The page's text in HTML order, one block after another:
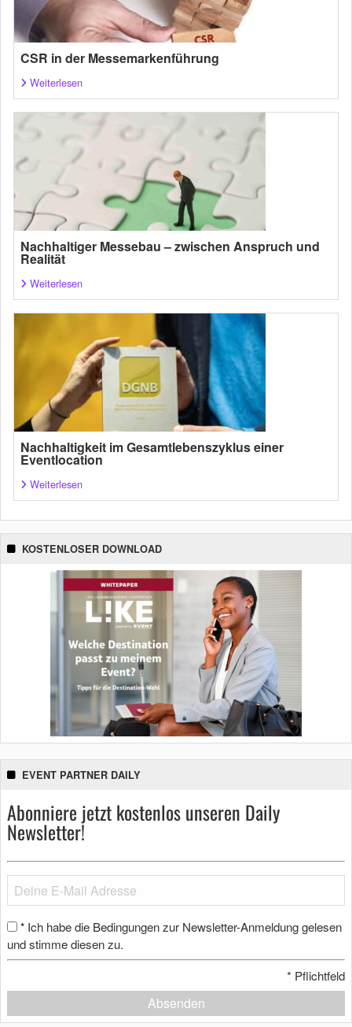
CSR in der Messemarkenführung
Weiterlesen
Nachhaltiger Messebau – zwischen Anspruch und
Realität
Weiterlesen
Nachhaltigkeit im Gesamtlebenszyklus einer
Eventlocation
Weiterlesen
KOSTENLOSER DOWNLOAD
EVENT PARTNER DAILY
Abonniere jetzt kostenlos unseren Daily
Newsletter!
* Ich habe die Bedingungen zur Newsletter-Anmeldung gelesen
und stimme diesen zu.
* Pflichtfeld
Absenden